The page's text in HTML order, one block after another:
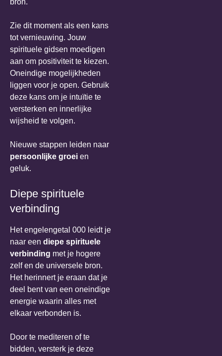
bron.
Zie dit moment als een kans
tot vernieuwing. Jouw
spirituele gidsen moedigen
aan om positiviteit te kiezen.
Oneindige mogelijkheden
liggen voor je open. Gebruik
deze kans om je intuïtie te
versterken en innerlijke
wijsheid te volgen.
Nieuwe stappen leiden naar
persoonlijke groei en
geluk.
Diepe spirituele
verbinding
Het engelengetal 000 leidt je
naar een diepe spirituele
verbinding met je hogere
zelf en de universele bron.
Het herinnert je eraan dat je
deel bent van een oneindige
energie waarin alles met
elkaar verbonden is.
Door te mediteren of te
bidden, versterk je deze